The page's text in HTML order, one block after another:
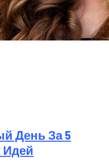
День За 5
Идей